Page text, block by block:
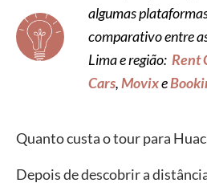
algumas
comparativo entre
Lima e região: Rent
Cars,Movixe
Quanto custa o tour para
Depois de descobrir a